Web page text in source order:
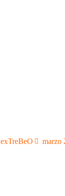
exTreBeO marzo